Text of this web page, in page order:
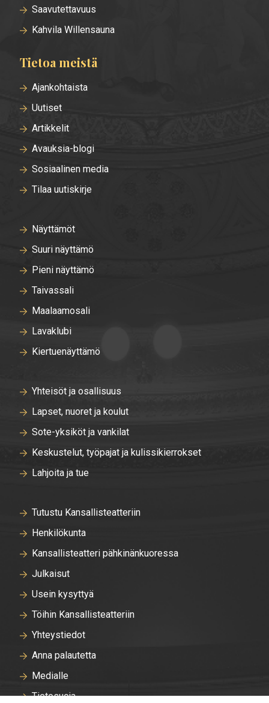
Saavutettavuus
Kahvila Willensauna
Tietoa meistä
Ajankohtaista
Uutiset
Artikkelit
Avauksia-blogi
Sosiaalinen media
Tilaa uutiskirje
Näyttämöt
Suuri näyttämö
Pieni näyttämö
Taivassali
Maalaamosali
Lavaklubi
Kiertuenäyttämö
Yhteisöt ja osallisuus
Lapset, nuoret ja koulut
Sote-yksiköt ja vankilat
Keskustelut, työpajat ja kulissikierrokset
Lahjoita ja tue
Tutustu Kansallisteatteriin
Henkilökunta
Kansallisteatteri pähkinänkuoressa
Julkaisut
Usein kysyttyä
Töihin Kansallisteatteriin
Yhteystiedot
Anna palautetta
Medialle
Tietosuoja